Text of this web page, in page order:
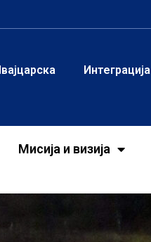
Интеграција
Мисија и визија